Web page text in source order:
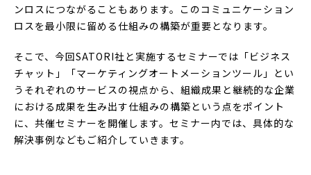
ンロスにつながることもあります。このコミュニケーション
ロスを最小限に留める仕組みの構築が重要となります。
そこで、今回SATORI社と実施するセミナーでは「ビジネス
チャット」「マーケティングオートメーションツール」とい
うそれぞれのサービスの視点から、組織成果と継続的な企業
における成果を生み出す仕組みの構築という点をポイント
に、共催セミナーを開催します。セミナー内では、具体的な
解決事例などもご紹介していきます。